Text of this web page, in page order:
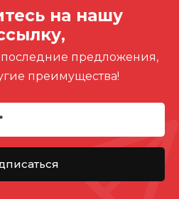
на нашу
последние предложения,
преимущества!